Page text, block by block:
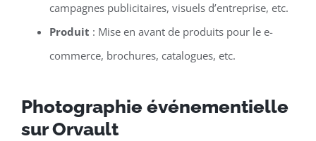
campagnes publicitaires, visuels d’entreprise, etc.
Produit : Mise en avant de produits pour le e-
commerce, brochures, catalogues, etc.
Photographie événementielle
sur Orvault